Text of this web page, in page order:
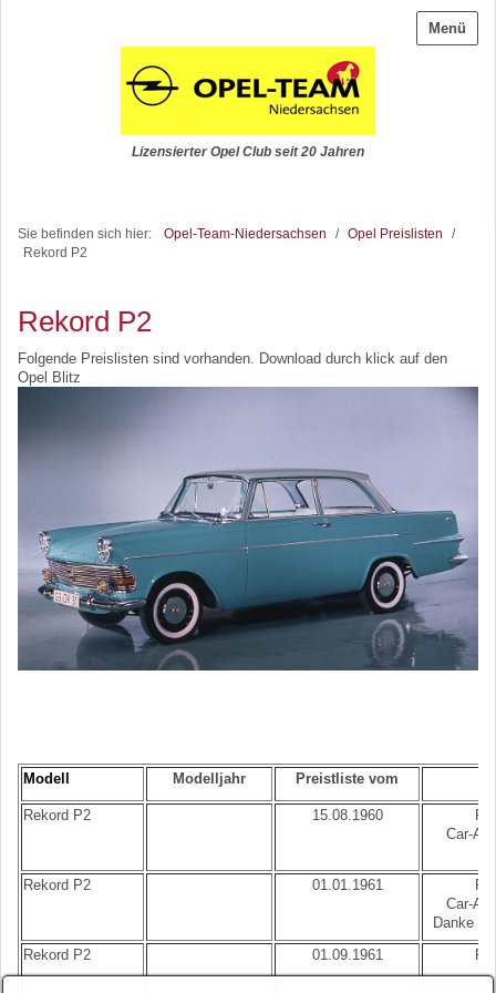
Menü
Lizensierter Opel Club seit 20 Jahren
Sie befinden sich hier: Opel-Team-Niedersachsen / Opel Preislisten
/
Rekord P2
Rekord P2
Folgende Preislisten sind vorhanden. Download durch klick auf den
Opel Blitz
Modell Modelljahr Preistliste vom
Rekord P2 15.08.1960
Car-A-
Rekord P2 01.01.1961
Car-A-
Danke
Rekord P2
01.09.1961